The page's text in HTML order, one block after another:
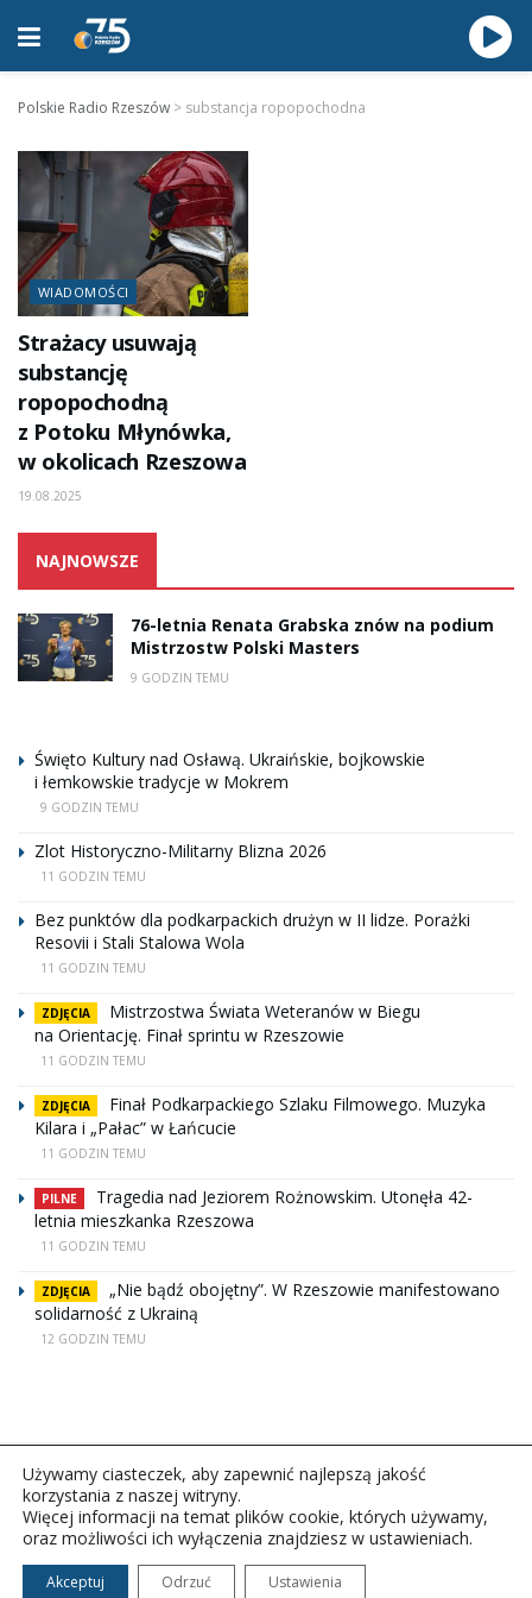
Polskie Radio Rzeszów > substancja ropopochodna
WIADOMOŚCI
Strażacy usuwają
substancję
ropopochodną
z Potoku Młynówka,
w okolicach Rzeszowa
19.08.2025
NAJNOWSZE
76-letnia Renata Grabska znów na podium
Mistrzostw Polski Masters
9 GODZIN TEMU
Święto Kultury nad Osławą. Ukraińskie, bojkowskie
i łemkowskie tradycje w Mokrem
9 GODZIN TEMU
Zlot Historyczno-Militarny Blizna 2026
11 GODZIN TEMU
Bez punktów dla podkarpackich drużyn w II lidze. Porażki
Resovii i Stali Stalowa Wola
11 GODZIN TEMU
ZDJĘCIA
Mistrzostwa Świata Weteranów w Biegu
na Orientację. Finał sprintu w Rzeszowie
11 GODZIN TEMU
ZDJĘCIA
Finał Podkarpackiego Szlaku Filmowego. Muzyka
Kilara i „Pałac” w Łańcucie
11 GODZIN TEMU
PILNE
Tragedia nad Jeziorem Rożnowskim. Utonęła 42-
letnia mieszkanka Rzeszowa
11 GODZIN TEMU
ZDJĘCIA
„Nie bądź obojętny”. W Rzeszowie manifestowano
solidarność z Ukrainą
12 GODZIN TEMU
Copyright © 2026Polskie Radio Rzeszów S.A. w likwidacj.
Wszelkie prawa zastrzeżone.
Używamy ciasteczek, aby zapewnić najlepszą jakość
korzystania z naszej witryny.
Więcej informacji na temat plików cookie, których używamy,
oraz możliwości ich wyłączenia znajdziesz w ustawieniach.
Akceptuj Odrzuć Ustawienia